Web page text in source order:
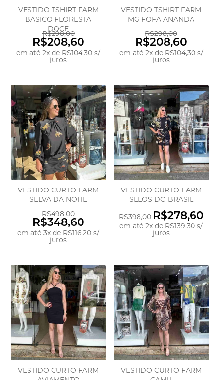
VESTIDO TSHIRT FARM
BASICO FLORESTA
DOCE
R$298,00
R$208,60
em até2x de R$104,30 s/
juros
VESTIDO TSHIRT FARM
MG FOFA ANANDA
R$298,00
R$208,60
em até 2xde R$104,30s/
juros
VESTIDO CURTO FARM
SELVA DA NOITE
R$498,00
R$348,60
em até3x de R$116,20 s/
juros
VESTIDO CURTO FARM
SELOS DO BRASIL
R$398,00 R$278,60
em até2x de R$139,30 s/
juros
VESTIDO CURTO FARM
VESTIDO CURTO FARM